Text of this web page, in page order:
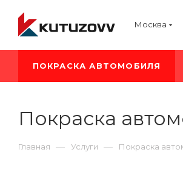
Москва
ПОКРАСКА АВТОМОБИЛЯ
Покраска
Главная — Услуги — Покраска